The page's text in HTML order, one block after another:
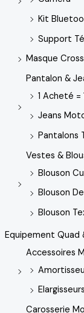
Kit
Support
Masque Cross
Pantalon &
1 Acheté =
Jeans
Pantalons
Vestes &
Blouson
Blouson
Blouson
Equipement Quad
Accessoires
Carosserie